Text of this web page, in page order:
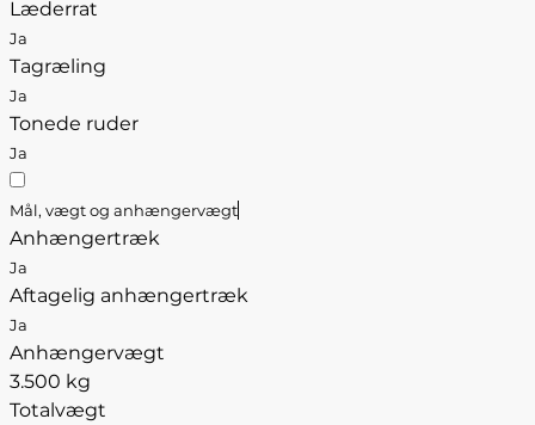
Læderrat
Ja
Tagræling
Ja
Tonede ruder
Ja
Mål, vægt og anhængervægt
Anhængertræk
Ja
Aftagelig anhængertræk
Ja
Anhængervægt
3.500 kg
Totalvægt